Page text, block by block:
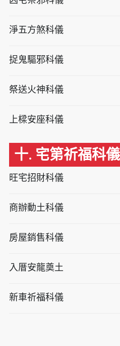
淨五方煞科儀
捉鬼驅邪科儀
祭送火神科儀
上樑安座科儀
十. 宅第祈福科儀
旺宅招財科儀
商辦動土科儀
房屋銷售科儀
入厝安龍奠土
新車祈福科儀